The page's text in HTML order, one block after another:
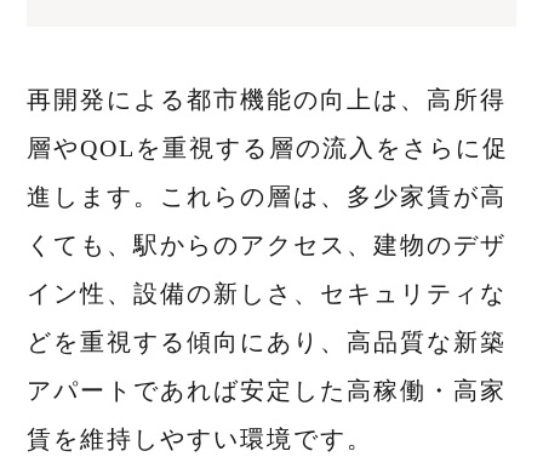
再開発による都市機能の向上は、高所得
層やQOLを重視する層の流入をさらに促
進します。これらの層は、多少家賃が高
くても、駅からのアクセス、建物のデザ
イン性、設備の新しさ、セキュリティな
どを重視する傾向にあり、高品質な新築
アパートであれば安定した高稼働・高家
賃を維持しやすい環境です。